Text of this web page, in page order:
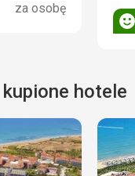
za osobę
hotele